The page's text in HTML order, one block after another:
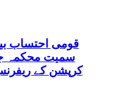
قومی احتساب
سمیت محکمہ
کرپشن کے